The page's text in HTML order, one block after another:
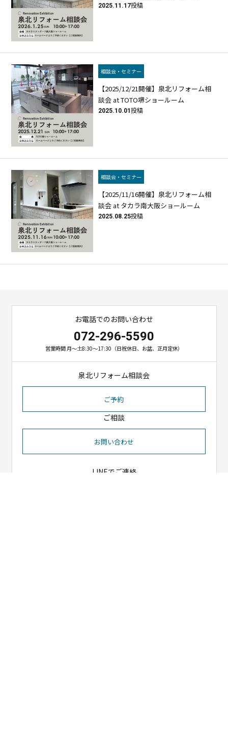
2025.11.17投稿
相談会・セミナー
【2025/12/21開催】泉北リフォーム相
談会 at TOTO堺ショールーム
2025.10.01投稿
相談会・セミナー
【2025/11/16開催】泉北リフォーム相
談会 at タカラ南大阪ショールーム
2025.08.25投稿
お電話でのお問い合わせ
072-296-5590
営業時間 月～土8:30～17:30（日祝休日、お盆、正月定休）
泉北リフォーム相談会
ご予約
ご相談
お問い合わせ
LINEでご連絡